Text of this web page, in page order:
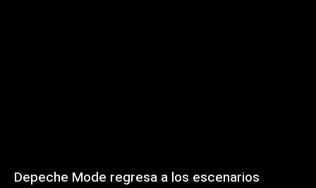
Depeche Mode regresa a los escenarios